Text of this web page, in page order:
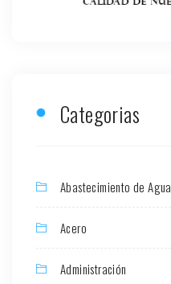
Categorias
Abastecimiento de Agua
Acero
Administración